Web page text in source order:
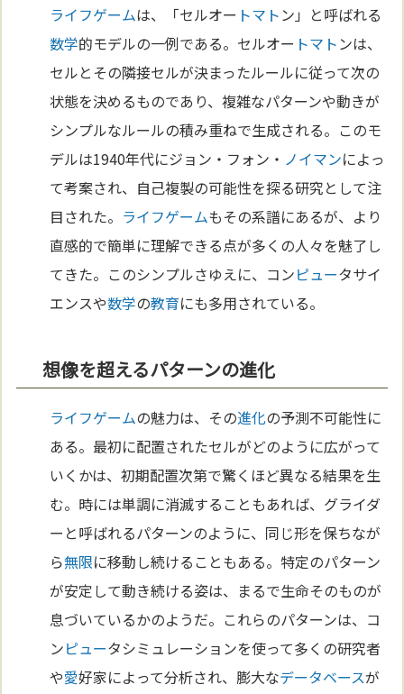
ライフゲームは、「セルオー トマトン」と呼ばれる
数学的モデルの一例である。セルオー トマトンは、
セルとその隣接セルが決まったルールに従って次の
状態を決めるものであり、複雑なパターンや動きが
シンプルなルールの積み重ねで生成される。このモ
デルは1940年代にジョン・フォン・ ノイマンによっ
て考案され、自己複製の可能性を探る研究として注
目された。 ライフゲームもその系譜にあるが、より
直感的で簡単に理解できる点が多くの人々を魅了し
てきた。このシンプルさゆえに、コンピュータサイ
エンスや数学の教育にも多用されている。
想像を超えるパターンの進化
ライフゲームの魅力は、その進化の予測不可能性に
ある。最初に配置されたセルがどのように広がって
いくかは、初期配置次第で驚くほど異なる結果を生
む。時には単調に消滅することもあれば、グライダ
ーと呼ばれるパターンのように、同じ形を保ちなが
ら無限に移動し続けることもある。特定のパターン
が安定して動き続ける姿は、まるで生命そのものが
息づいているかのようだ。これらのパターンは、コ
ンピュータシミュレーションを使って多くの研究者
や愛好家によって分析され、膨大なデータベースが